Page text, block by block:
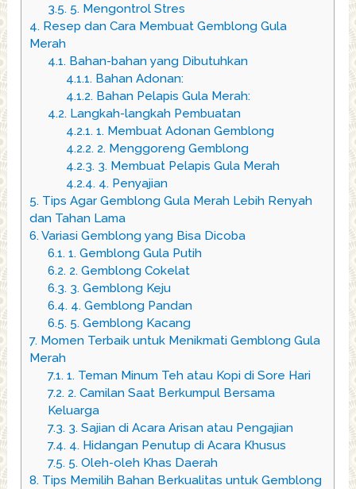
3.5.5. Mengontrol Stres
4. Resep dan Cara Membuat Gemblong Gula
Merah
4.1.Bahan-bahan yang Dibutuhkan
4.1.1.Bahan Adonan:
4.1.2.Bahan Pelapis Gula Merah:
4.2.Langkah-langkah Pembuatan
4.2.1.1. Membuat Adonan Gemblong
4.2.2.2. Menggoreng Gemblong
4.2.3.3. Membuat Pelapis Gula Merah
4.2.4.4. Penyajian
5. Tips Agar Gemblong Gula Merah Lebih Renyah
dan Tahan Lama
6.Variasi Gemblong yang Bisa Dicoba
6.1.1. Gemblong Gula Putih
6.2.2. Gemblong Cokelat
6.3.3. Gemblong Keju
6.4.4. Gemblong Pandan
6.5.5. Gemblong Kacang
7. Momen Terbaik untuk Menikmati Gemblong Gula
Merah
7.1.1. Teman Minum Teh atau Kopi di Sore Hari
7.2.2. Camilan Saat Berkumpul Bersama
Keluarga
7.3.3. Sajian di Acara Arisan atau Pengajian
7.4.4. Hidangan Penutup di Acara Khusus
7.5.5. Oleh-oleh Khas Daerah
8. Tips Memilih Bahan Berkualitas untuk Gemblong